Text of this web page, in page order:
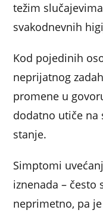
težim
svakodnevnih
Kod pojedinih
neprijatnog
promene u
dodatno utiče na
stanje.
Simptomi
iznenada – često
neprimetno, pa